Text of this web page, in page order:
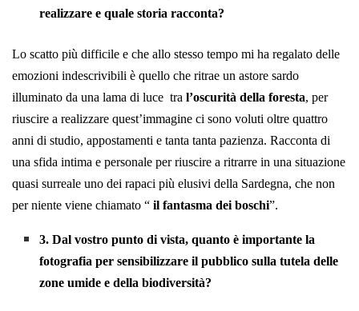
realizzare e quale storia racconta?
Lo scatto più difficile e che allo stesso tempo mi ha regalato delle
emozioni indescrivibili è quello che ritrae un astore sardo
illuminato da una lama di luce tra l’oscurità della foresta, per
riuscire a realizzare quest’immagine ci sono voluti oltre quattro
anni di studio, appostamenti e tanta tanta pazienza. Racconta di
una sfida intima e personale per riuscire a ritrarre in una situazione
quasi surreale uno dei rapaci più elusivi della Sardegna, che non
per niente viene chiamato “ il fantasma dei boschi”.
3. Dal vostro punto di vista, quanto è importante la
fotografia per sensibilizzare il pubblico sulla tutela delle
zone umide e della biodiversità?